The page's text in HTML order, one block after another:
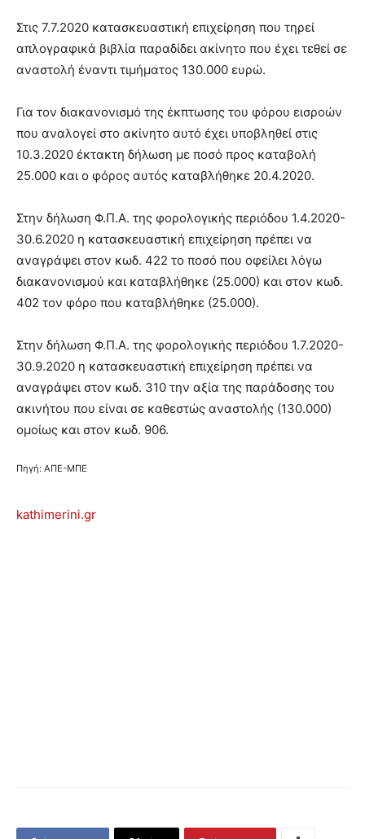
Στις 7.7.2020 κατασκευαστική επιχείρηση που τηρεί
απλογραφικά βιβλία παραδίδει ακίνητο που έχει τεθεί σε
αναστολή έναντι τιμήματος 130.000 ευρώ.
Για τον διακανονισμό της έκπτωσης του φόρου εισροών
που αναλογεί στο ακίνητο αυτό έχει υποβληθεί στις
10.3.2020 έκτακτη δήλωση με ποσό προς καταβολή
25.000 και ο φόρος αυτός καταβλήθηκε 20.4.2020.
Στην δήλωση Φ.Π.Α. της φορολογικής περιόδου 1.4.2020-
30.6.2020 η κατασκευαστική επιχείρηση πρέπει να
αναγράψει στον κωδ. 422 το ποσό που οφείλει λόγω
διακανονισμού και καταβλήθηκε (25.000) και στον κωδ.
402 τον φόρο που καταβλήθηκε (25.000).
Στην δήλωση Φ.Π.Α. της φορολογικής περιόδου 1.7.2020-
30.9.2020 η κατασκευαστική επιχείρηση πρέπει να
αναγράψει στον κωδ. 310 την αξία της παράδοσης του
ακινήτου που είναι σε καθεστώς αναστολής (130.000)
ομοίως και στον κωδ. 906.
Πηγή: ΑΠΕ-ΜΠΕ
kathimerini.gr